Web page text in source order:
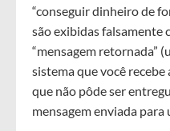
“conseguir dinheiro de
são exibidas falsamente
“mensagem retornada”
sistema que você
que não pôde ser
mensagem enviada para